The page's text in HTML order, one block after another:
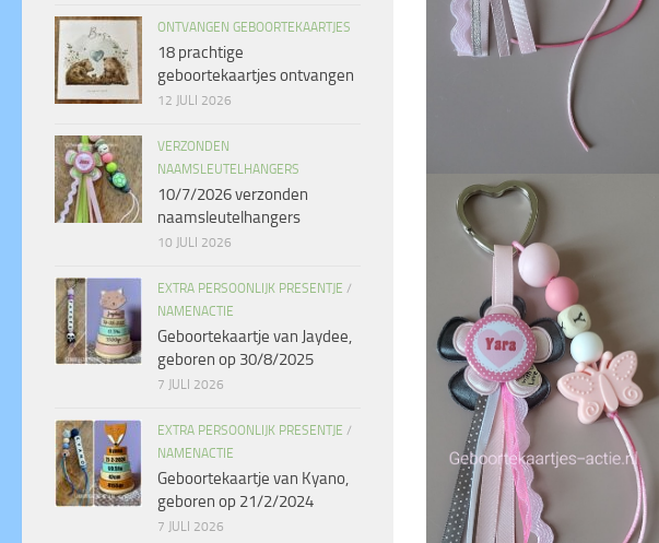
ONTVANGEN GEBOORTEKAARTJES
18 prachtige
geboortekaartjes ontvangen
12 JULI 2026
VERZONDEN
NAAMSLEUTELHANGERS
10/7/2026 verzonden
naamsleutelhangers
10 JULI 2026
EXTRA PERSOONLIJK PRESENTJE /
NAMENACTIE
Geboortekaartje van Jaydee,
geboren op 30/8/2025
7 JULI 2026
EXTRA PERSOONLIJK PRESENTJE /
NAMENACTIE
Geboortekaartje van Kyano,
geboren op 21/2/2024
7 JULI 2026